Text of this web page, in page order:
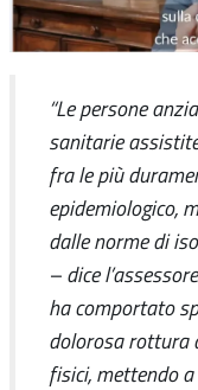
“Le persone
sanitarie
fra le più
epidemiologico,
dalle norme di
– dice
ha comportato
dolorosa rottura
fisici, mettendo